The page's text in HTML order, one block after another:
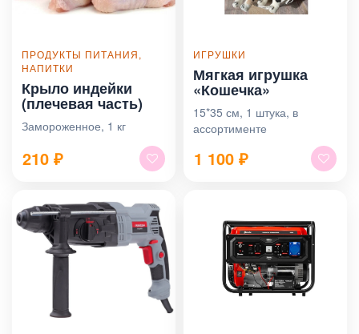
ПРОДУКТЫ ПИТАНИЯ,
НАПИТКИ
Крыло индейки
(плечевая часть)
Замороженное, 1 кг
210 ₽
ИГРУШКИ
Мягкая игрушка
«Кошечка»
15*35 см, 1 штука, в
ассортименте
1 100 ₽